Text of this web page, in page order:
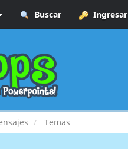
Buscar Ingresar
Temas